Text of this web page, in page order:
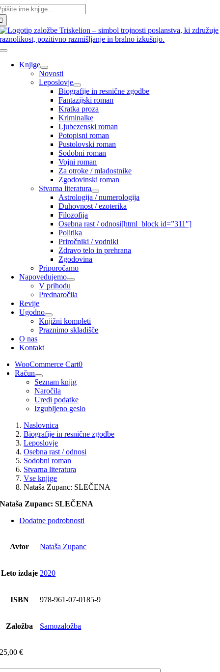
Skip
to
content
Toggle
Navigation
Knjige
Novosti
Leposlovje
Biografije in resnične zgodbe
Fantazijski roman
Kratka proza
Kriminalke
Ljubezenski roman
Potopisni roman
Pustolovski roman
Sodobni roman
Vojni roman
Za otroke / mladostnike
Zgodovinski roman
Stvarna literatura
Astrologija / numerologija
Duhovnost / ezoterika
Filozofija
Osebna rast / odnosi[html_block id=”311″]
Politika
Priročniki / vodniki
Zdravo telo in prehrana
Zgodovina
Priporočamo
Napovedujemo
V prihodu
Prednaročila
Revije
Ugodno
Knjižni kompleti
Praznimo skladišče
O nas
Kontakt
WooCommerce Cart0
Račun
Seznam knjig
Naročila
Uredi podatke
Izgubljeno geslo
Naslovnica
Biografije in resnične zgodbe
Leposlovje
Osebna rast / odnosi
Sodobni roman
Stvarna literatura
Vse knjige
Nataša Zupanc: SLEČENA
Nataša Zupanc: SLEČENA
Dodatne podrobnosti
Avtor Nataša Zupanc
Leto izdaje 2020
ISBN 978-961-07-0185-9
Založba Samozaložba
25,00€